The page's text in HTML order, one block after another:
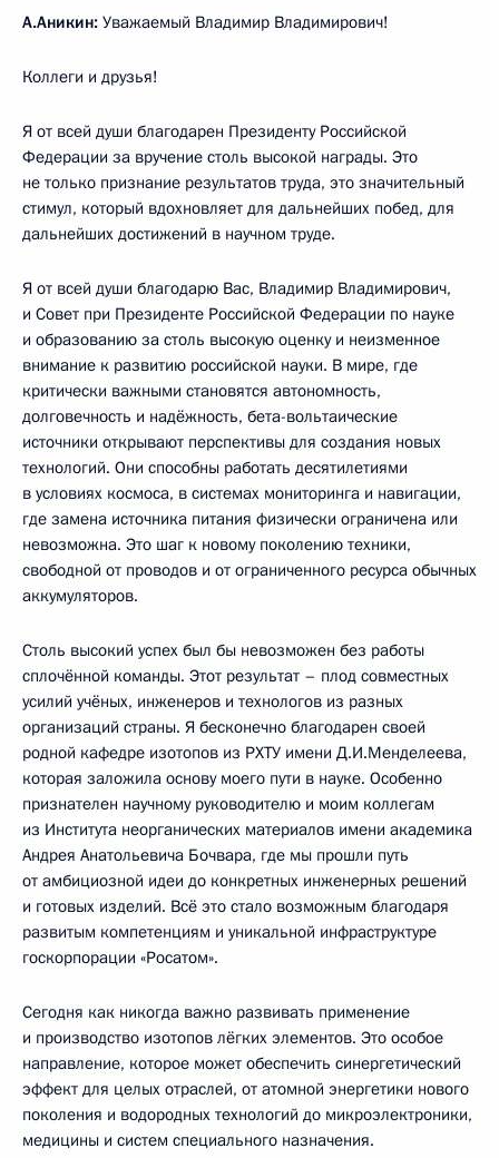
А.Аникин: Уважаемый Владимир Владимирович!
Коллеги и друзья!
Я от всей души благодарен Президенту Российской
Федерации за вручение столь высокой награды. Это
не только признание результатов труда, это значительный
стимул, который вдохновляет для дальнейших побед, для
дальнейших достижений в научном труде.
Я от всей души благодарю Вас, Владимир Владимирович,
и Совет при Президенте Российской Федерации по науке
и образованию за столь высокую оценку и неизменное
внимание к развитию российской науки. В мире, где
критически важными становятся автономность,
долговечность и надёжность, бета-вольтаические
источники открывают перспективы для создания новых
технологий. Они способны работать десятилетиями
в условиях космоса, в системах мониторинга и навигации,
где замена источника питания физически ограничена или
невозможна. Это шаг к новому поколению техники,
свободной от проводов и от ограниченного ресурса обычных
аккумуляторов.
Столь высокий успех был бы невозможен без работы
сплочённой команды. Этот результат – плод совместных
усилий учёных, инженеров и технологов из разных
организаций страны. Я бесконечно благодарен своей
родной кафедре изотопов из РХТУ имени Д.И.Менделеева,
которая заложила основу моего пути в науке. Особенно
признателен научному руководителю и моим коллегам
из Института неорганических материалов имени академика
Андрея Анатольевича Бочвара, где мы прошли путь
от амбициозной идеи до конкретных инженерных решений
и готовых изделий. Всё это стало возможным благодаря
развитым компетенциям и уникальной инфраструктуре
госкорпорации «Росатом».
Сегодня как никогда важно развивать применение
и производство изотопов лёгких элементов. Это особое
направление, которое может обеспечить синергетический
эффект для целых отраслей, от атомной энергетики нового
поколения и водородных технологий до микроэлектроники,
медицины и систем специального назначения.